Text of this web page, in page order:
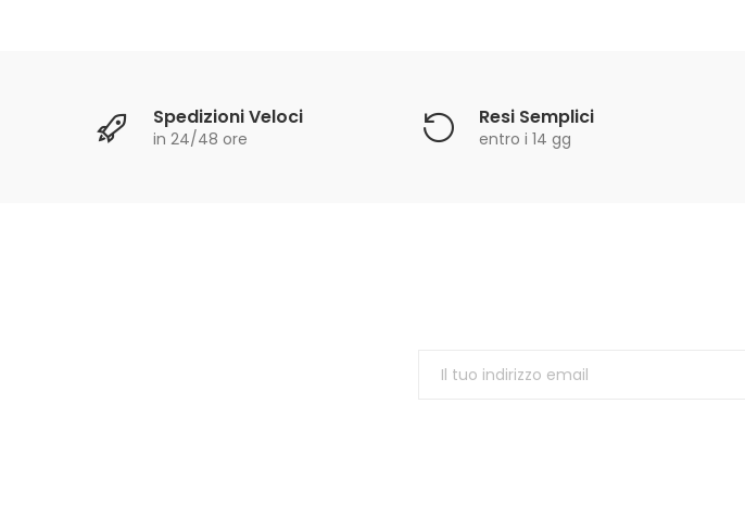
Spedizioni Veloci
in 24/48 ore
Resi Semplici
entro i 14 gg